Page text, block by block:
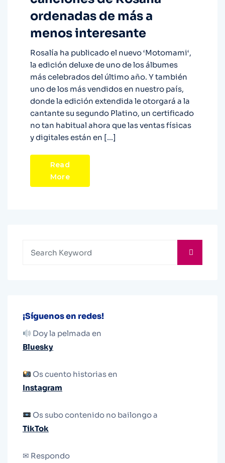
ordenadas de más a
menos interesante
Rosalía ha publicado el nuevo ‘Motomami‘,
la edición deluxe de uno de los álbumes
más celebrados del último año. Y también
uno de los más vendidos en nuestro país,
donde la edición extendida le otorgará a la
cantante su segundo Platino, un certificado
no tan habitual ahora que las ventas físicas
y digitales están en […]
Read
More
¡Síguenos en redes!
Doy la pelmada en
Bluesky
Os cuento historias en
Instagram
Os subo contenido no bailongo a
TikTok
✉ Respondo